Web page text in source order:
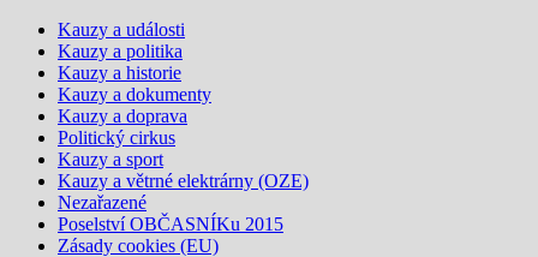
Kauzy a události
Kauzy a politika
Kauzy a historie
Kauzy a dokumenty
Kauzy a doprava
Politický cirkus
Kauzy a sport
Kauzy a větrné elektrárny (OZE)
Nezařazené
Poselství OBČASNÍKu 2015
Zásady cookies (EU)